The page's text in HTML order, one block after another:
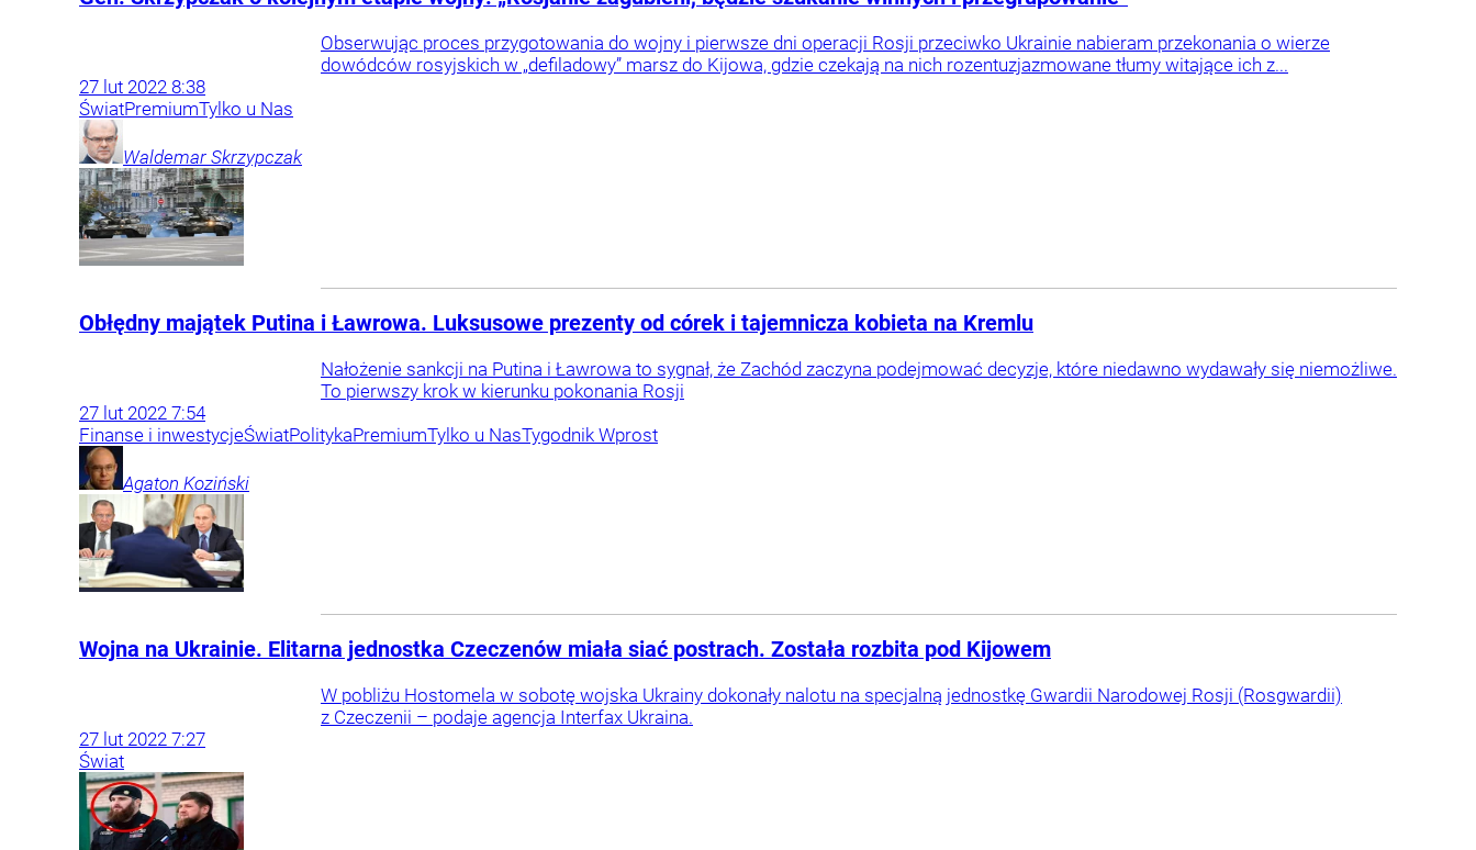
Obserwując proces przygotowania do wojny i pierwsze dni operacji Rosji przeciwko Ukrainie nabieram przekonania o wierze
dowódców rosyjskich w „defiladowy” marsz do Kijowa, gdzie czekają na nich rozentuzjazmowane tłumy witające ich z...
27 lut 2022 8:38
ŚwiatPremiumTylko u Nas
Waldemar Skrzypczak
Obłędny majątek Putina i Ławrowa. Luksusowe prezenty od córek i tajemnicza kobieta na Kremlu
Nałożenie sankcji na Putina i Ławrowa to sygnał, że Zachód zaczyna podejmować decyzje, które niedawno wydawały się niemożliwe.
To pierwszy krok w kierunku pokonania Rosji
27 lut 2022 7:54
Finanse i inwestycjeŚwiatPolitykaPremiumTylko u NasTygodnik Wprost
Agaton Koziński
Wojna na Ukrainie. Elitarna jednostka Czeczenów miała siać postrach. Została rozbita pod Kijowem
W pobliżu Hostomela w sobotę wojska Ukrainy dokonały nalotu na specjalną jednostkę Gwardii Narodowej Rosji (Rosgwardii)
z Czeczenii – podaje agencja Interfax Ukraina.
27 lut 2022 7:27
Świat